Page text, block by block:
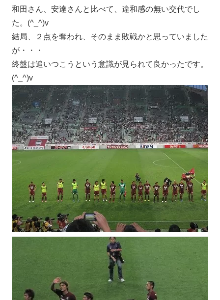
和田さん、安達さんと比べて、違和感の無い交代でし
た。(^_^)v
結局、２点を奪われ、そのまま敗戦かと思っていました
が・・・
終盤は追いつこうという意識が見られて良かったです。
(^_^)v